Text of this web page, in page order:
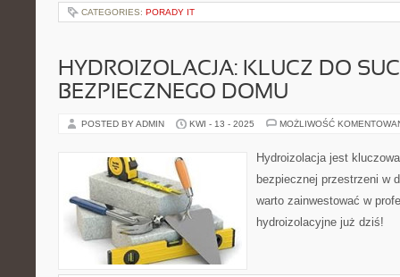
CATEGORIES: PORADY IT
HYDROIZOLACJA: KLUCZ DO
BEZPIECZNEGO DOMU
POSTED BY ADMIN KWI - 13 - 2025 MOŻLIWOŚĆ
Hydroizolacja jest
bezpiecznej przestrzeni w
warto zainwestować w
hydroizolacyjne już dziś!